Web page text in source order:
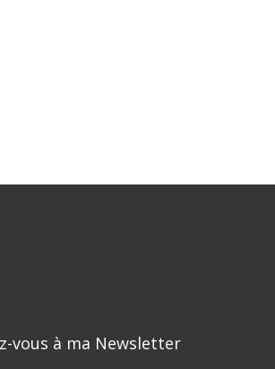
vous à ma Newsletter